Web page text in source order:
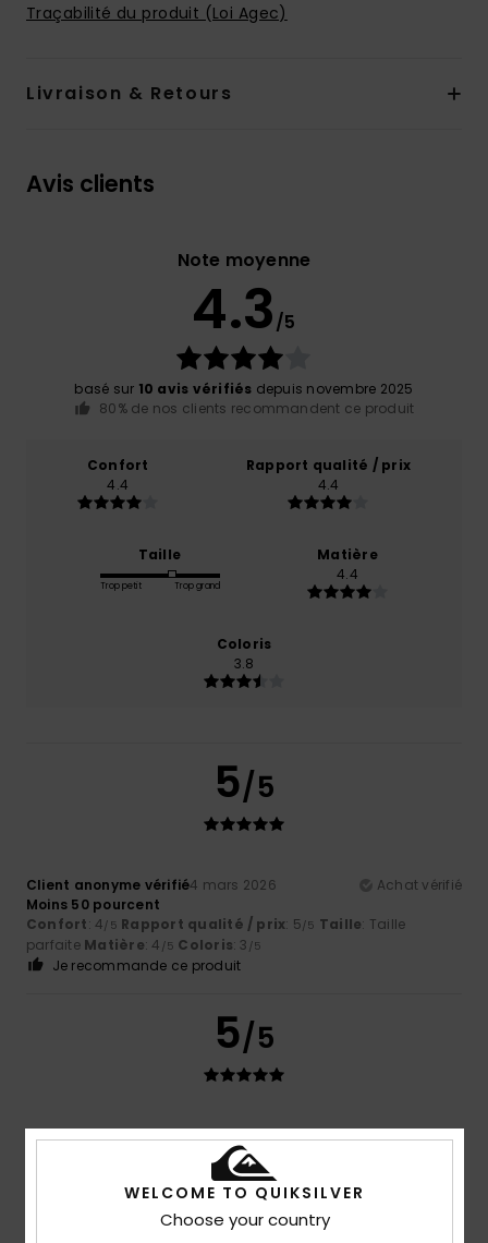
Traçabilité du produit (Loi Agec)
Livraison & Retours
Avis clients
Note moyenne
4.3/5
basé sur 10 avis vérifiés depuis novembre 2025
80% de nos clients recommandent ce produit
Confort
4.4
Rapport qualité / prix
4.4
Taille
Trop petit Trop grand
Matière
4.4
Coloris
3.8
5/5
Client anonyme vérifié4 mars 2026
Achat vérifié
Moins 50 pourcent
Confort: 4/5 Rapport qualité / prix: 5/5 Taille: Taille
parfaite Matière: 4 /5 Coloris: 3 /5
Je recommande ce produit
5/5
Claire18 février 2026
Achat vérifié
/5 Taille: Grand
Je recommande ce produit
WELCOME TO QUIKSILVER
Choose your country